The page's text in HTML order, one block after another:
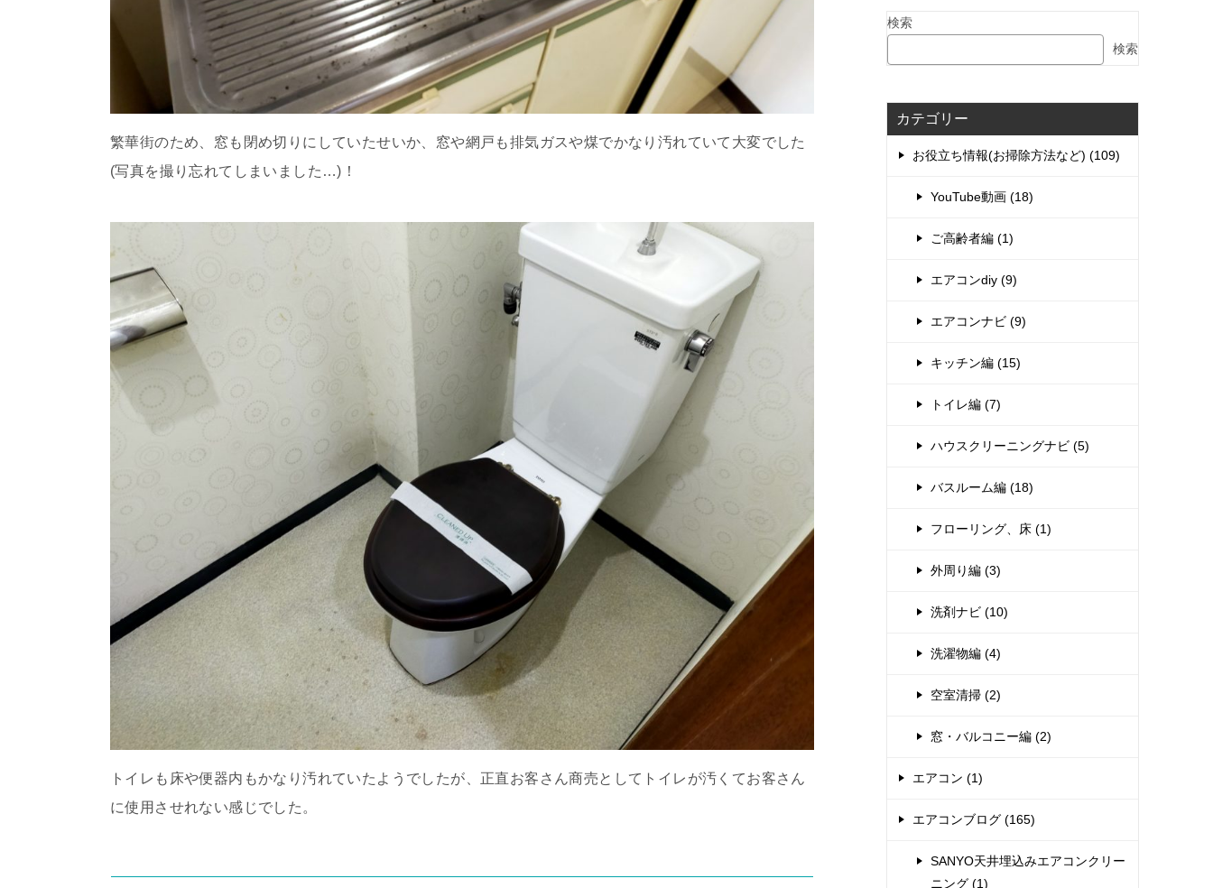
繁華街のため、窓も閉め切りにしていたせいか、窓や網戸も排気ガスや煤でかなり汚れていて大変でした
(写真を撮り忘れてしまいました…)！
トイレも床や便器内もかなり汚れていたようでしたが、正直お客さん商売としてトイレが汚くてお客さん
に使用させれない感じでした。
検索
検索
カテゴリー
お役立ち情報(お掃除方法など) (109)
YouTube動画 (18)
ご高齢者編 (1)
エアコンdiy (9)
エアコンナビ (9)
キッチン編 (15)
トイレ編 (7)
ハウスクリーニングナビ (5)
バスルーム編 (18)
フローリング、床 (1)
外周り編 (3)
洗剤ナビ (10)
洗濯物編 (4)
空室清掃 (2)
窓・バルコニー編 (2)
エアコン (1)
エアコンブログ (165)
SANYO天井埋込みエアコンクリー
ニング (1)